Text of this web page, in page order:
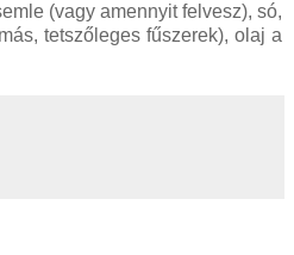
(vagy amennyit felvesz), só,
tetszőleges fűszerek), olaj a